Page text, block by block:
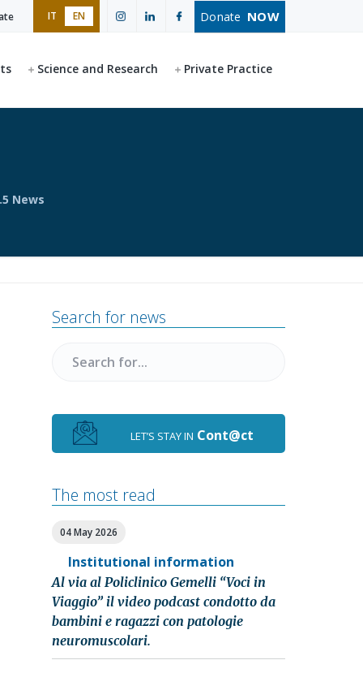
IT EN Donate NOW
Science and Research Private Practice
News
Sidebar
Search for news
LET’S STAY IN Cont@ct
The most read
04 May 2026
Institutional information
Al via al Policlinico Gemelli “Voci in
Viaggio” il video podcast condotto da
bambini e ragazzi con patologie
neuromuscolari.